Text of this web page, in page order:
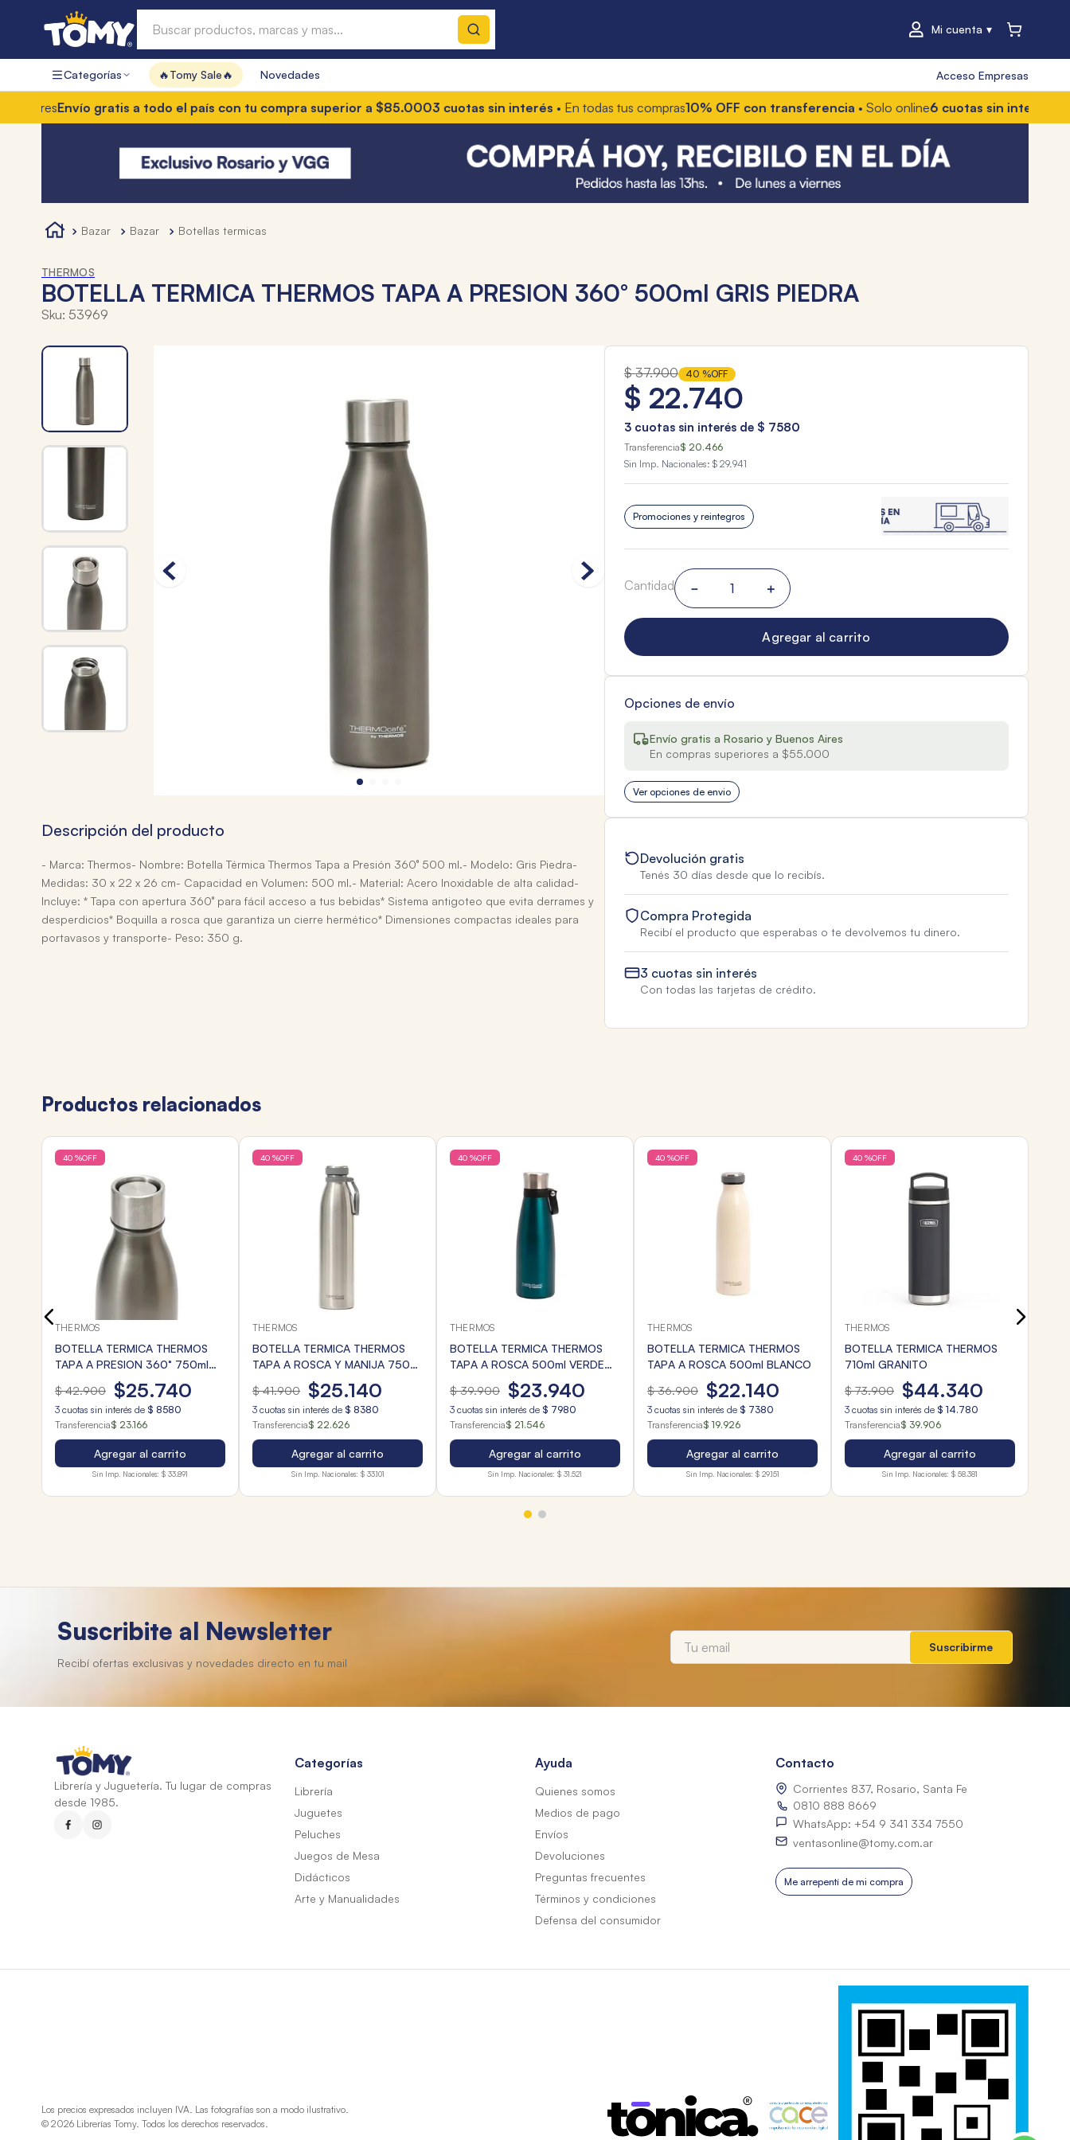
Mi cuenta
Categorías 🔥Tomy Sale🔥 Novedades Acceso Empresas
Envío gratis a todo el país con tu compra superior a $85.0003 cuotas sin interés • En todas tus compras10% OFF con transferencia• Solo online6 cuotas sin interés • Con
bazar bazar botellas termicas
THERMOS
BOTELLA TERMICA THERMOS TAPA A PRESION 360° 500ml GRIS PIEDRA
Sku: 53969
Descripción del producto
- Marca: Thermos- Nombre: Botella Térmica Thermos Tapa a Presión 360° 500 ml.- Modelo: Gris Piedra-
Medidas: 30 x 22 x 26 cm- Capacidad en Volumen: 500 ml.- Material: Acero Inoxidable de alta calidad-
Incluye: * Tapa con apertura 360° para fácil acceso a tus bebidas* Sistema antigoteo que evita derrames y
desperdicios* Boquilla a rosca que garantiza un cierre hermético* Dimensiones compactas ideales para
portavasos y transporte- Peso: 350 g.
$ 37.900 40 %OFF
$ 22.740
3cuotas sin interés de $ 7580
Transferencia$ 20.466
Sin Imp. Nacionales: $ 29.941
Promociones y reintegros
Cantidad ＋
－
Agregar al carrito
Opciones de envío
Envío gratis a Rosario y Buenos Aires
En compras superiores a $55.000
Ver opciones de envio
Devolución gratis
Tenés 30 días desde que lo recibís.
Compra Protegida
Recibí el producto que esperabas o te devolvemos tu dinero.
3 cuotas sin interés
Con todas las tarjetas de crédito.
Productos relacionados
40 %OFF
THERMOS
BOTELLA TERMICA THERMOS
TAPA A PRESION 360° 750ml
GRIS PIEDRA
$ 42.900 $25.740
3 cuotas sin interés de $ 8580
Transferencia$ 23.166
Agregar al carrito
Sin Imp. Nacionales: $ 33.891
40 %OFF
THERMOS
BOTELLA TERMICA THERMOS
TAPA A ROSCA Y MANIJA 750ml
$ 41.900 $25.140
3 cuotas sin interés de $ 8380
Transferencia$ 22.626
Agregar al carrito
Sin Imp. Nacionales: $ 33.101
40 %OFF
THERMOS
BOTELLA TERMICA THERMOS
TAPA A ROSCA 500ml VERDE
$ 39.900 $23.940
3 cuotas sin interés de $ 7980
Transferencia$ 21.546
Agregar al carrito
Sin Imp. Nacionales: $ 31.521
40 %OFF
THERMOS
BOTELLA TERMICA THERMOS
TAPA A ROSCA 500ml BLANCO
$ 36.900 $22.140
3 cuotas sin interés de $ 7380
Transferencia$ 19.926
Agregar al carrito
Sin Imp. Nacionales: $ 29.151
40 %OFF
THERMOS
BOTELLA TERMICA THERMOS
710ml GRANITO
$ 73.900 $44.340
3 cuotas sin interés de $ 14.780
Transferencia$ 39.906
Agregar al carrito
Sin Imp. Nacionales: $ 58.381
Suscribite al Newsletter
Suscribirme
Librería y Juguetería. Tu lugar de compras
desde 1985.
Categorías
Librería
Juguetes
Peluches
Juegos de Mesa
Didácticos
Arte y Manualidades
Ayuda
Quienes somos
Medios de pago
Envíos
Devoluciones
Preguntas frecuentes
Términos y condiciones
Defensa del consumidor
Contacto
Corrientes 837, Rosario, Santa Fe
0810 888 8669
WhatsApp: +54 9 341 334 7550
ventasonline@tomy.com.ar
Me arrepentí de mi compra
Los precios expresados incluyen IVA. Las fotografías son a modo ilustrativo.
© 2026 Librerías Tomy. Todos los derechos reservados.
Términos más buscados
1.
hot wheels
mochilas
toy story
4. marcadores